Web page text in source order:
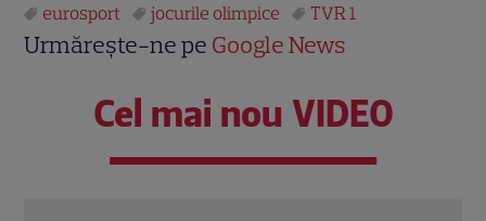
eurosport jocurile olimpice TVR 1
Urmărește-ne pe Google News
Cel mai nou VIDEO